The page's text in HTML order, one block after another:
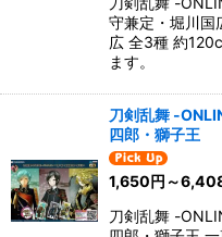
守兼定・堀川国
広 全3種 約
ます。
刀剣乱舞 -
四郎・獅子王
1,650円 ～
刀剣乱舞 -